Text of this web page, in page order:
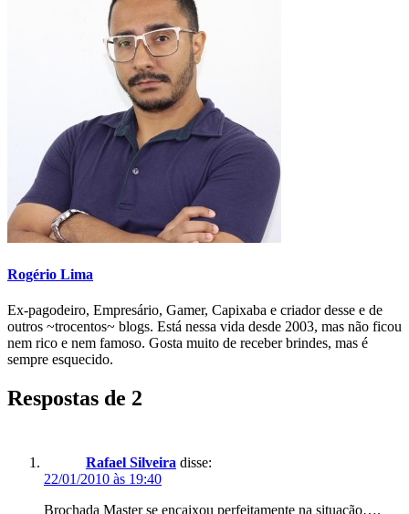
Rogério Lima
Ex-pagodeiro, Empresário, Gamer, Capixaba e criador desse e de
outros ~trocentos~ blogs. Está nessa vida desde 2003, mas não ficou
nem rico e nem famoso. Gosta muito de receber brindes, mas é
sempre esquecido.
Respostas de 2
Rafael Silveira disse:
22/01/2010 às 19:40
Brochada Master se encaixou perfeitamente na situação….